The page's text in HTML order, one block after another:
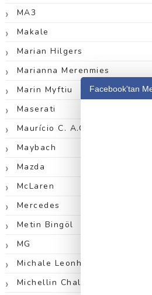
Facebook'tan
MA3
Makale
Marian Hilgers
Marianna Merenmies
Marin Myftiu
Maserati
Maurício C. A.Cavalheiro
Maybach
Mazda
McLaren
Mercedes
Metin Bingöl
MG
Michale Leonhard
Michellin Challenge Design